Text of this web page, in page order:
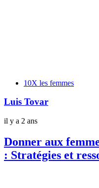
Tags 10X les femmes
Luis Tovar
il y a 2 ans
Donner aux
: Stratégies et